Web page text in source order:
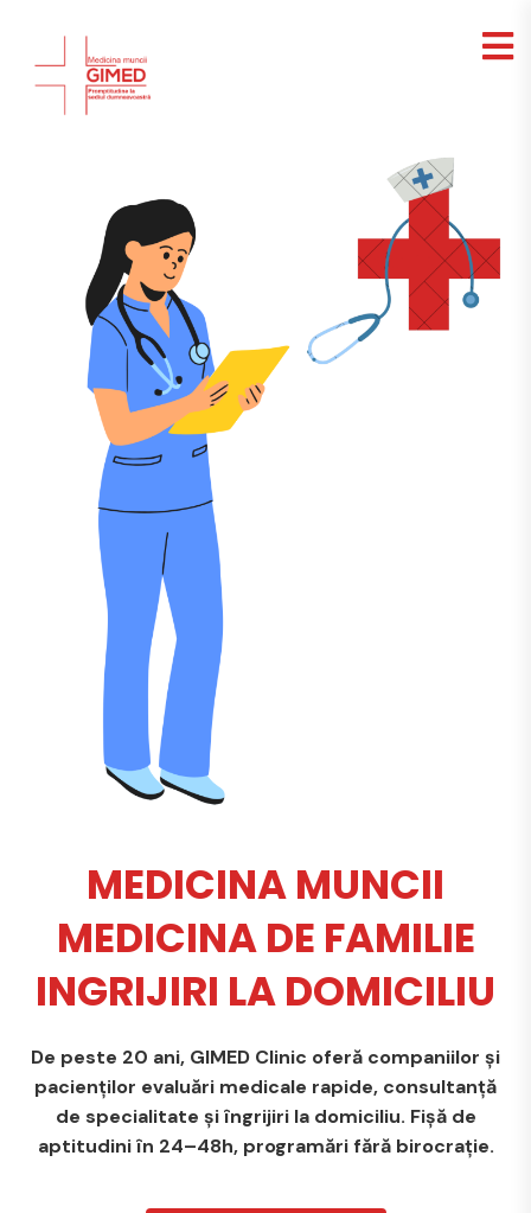
MEDICINA MUNCII
MEDICINA DE FAMILIE
INGRIJIRI LA DOMICILIU
De peste 20 ani, GIMED Clinic oferă companiilor și
pacienților evaluări medicale rapide, consultanță
de specialitate și îngrijiri la domiciliu. Fișă de
aptitudini în 24–48h, programări fără birocrație.